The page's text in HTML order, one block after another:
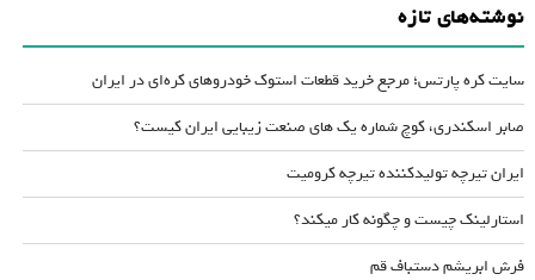
نوشته‌های تازه
سایت کره پارتس؛ مرجع خرید قطعات استوک خودروهای کره‌ای در ایران
صابر اسکندری، کوچ شماره یک های صنعت زیبایی ایران کیست؟
ایران تیرچه تولیدکننده تیرچه کرومیت
استارلینک چیست و چگونه کار میکند؟
فرش ابریشم دستباف قم